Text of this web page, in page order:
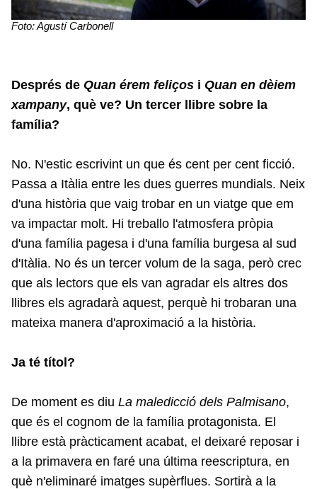
Foto: Agustí Carbonell
Després de Quan érem feliços i Quan en dèiem
xampany, què ve? Un tercer llibre sobre la
família?
No. N'estic escrivint un que és cent per cent ficció.
Passa a Itàlia entre les dues guerres mundials. Neix
d'una història que vaig trobar en un viatge que em
va impactar molt. Hi treballo l'atmosfera pròpia
d'una família pagesa i d'una família burgesa al sud
d'Itàlia. No és un tercer volum de la saga, però crec
que als lectors que els van agradar els altres dos
llibres els agradarà aquest, perquè hi trobaran una
mateixa manera d'aproximació a la història.
Ja té títol?
De moment es diu La maledicció dels Palmisano,
que és el cognom de la família protagonista. El
llibre està pràcticament acabat, el deixaré reposar i
a la primavera en faré una última reescriptura, en
què n'eliminaré imatges supèrflues. Sortirà a la